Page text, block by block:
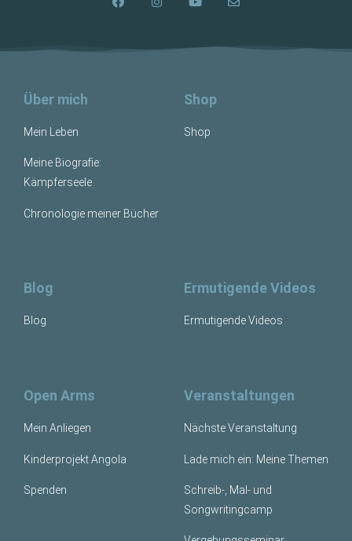
Über mich
Mein Leben
Meine Biografie:
Kämpferseele
Chronologie meiner Bücher
Shop
Shop
Blog
Blog
Ermutigende Videos
Ermutigende Videos
Open Arms
Mein Anliegen
Kinderprojekt Angola
Spenden
Veranstaltungen
Nächste Veranstaltung
Lade mich ein: Meine Themen
Schreib-, Mal- und
Songwritingcamp